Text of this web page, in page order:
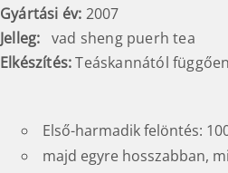
Gyártási év: 2007
Jelleg: vad sheng puerh tea
Elkészítés:Teáskannától
Első-harmadik felöntés:
majd egyre hosszabban,